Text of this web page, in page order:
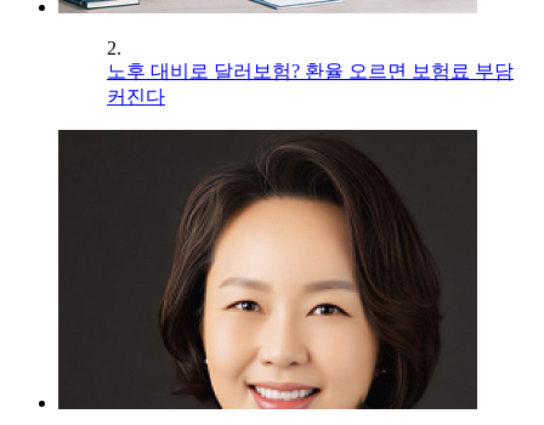
2.
노후 대비로 달러보험? 환율 오르면 보험료 부담
커진다